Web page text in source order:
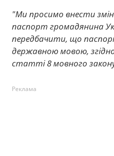
"Ми просимо внести
паспорт громадянина
передбачити, що
державною мовою,
статті 8 мовного
Реклама